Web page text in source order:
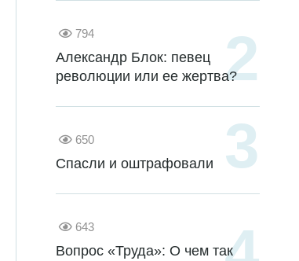
794
Александр Блок: певец
революции или ее жертва?
650
Спасли и оштрафовали
643
Вопрос «Труда»: О чем так